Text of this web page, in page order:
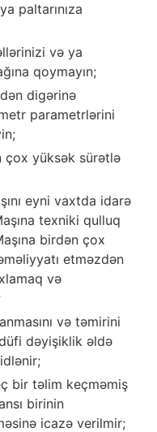
paltarınıza
və ya
qoymayın;
digərinə
parametrlərini
çox yüksək sürətlə
eyni vaxtda idarə
texniki qulluq
birdən çox
etməzdən
və
və təmirini
dəyişiklik əldə
bir təlim keçməmiş
birinin
icazə verilmir;